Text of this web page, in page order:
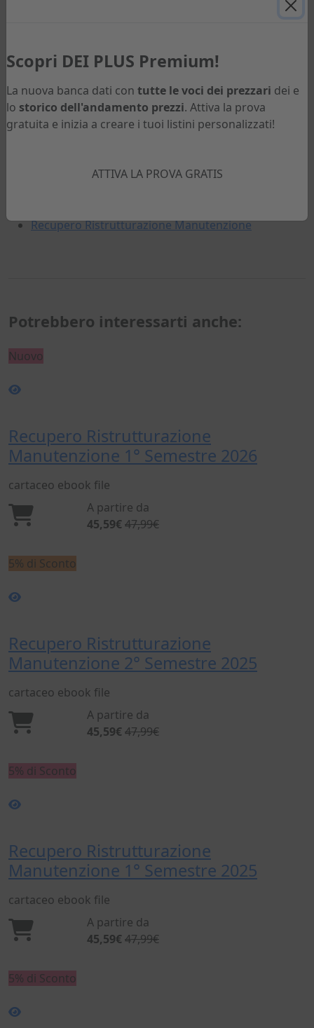
Sfoglia il volume
Indice
Avvertenze
I costi della manodopera edile di tutte le province
italiane
Recupero Ristrutturazione Manutenzione
Potrebbero interessarti anche:
Nuovo
Recupero Ristrutturazione
Manutenzione 1° Semestre 2026
cartaceo ebook file
A partire da
45,59€ 47,99€
5% di Sconto
Recupero Ristrutturazione
Manutenzione 2° Semestre 2025
cartaceo ebook file
A partire da
45,59€ 47,99€
5% di Sconto
Recupero Ristrutturazione
Manutenzione 1° Semestre 2025
cartaceo ebook file
A partire da
45,59€ 47,99€
5% di Sconto
Scopri DEI PLUS Premium!
La nuova banca dati con tutte le voci dei prezzari dei e
lo storico dell'andamento prezzi. Attiva la prova
gratuita e inizia a creare i tuoi listini personalizzati!
ATTIVA LA PROVA GRATIS